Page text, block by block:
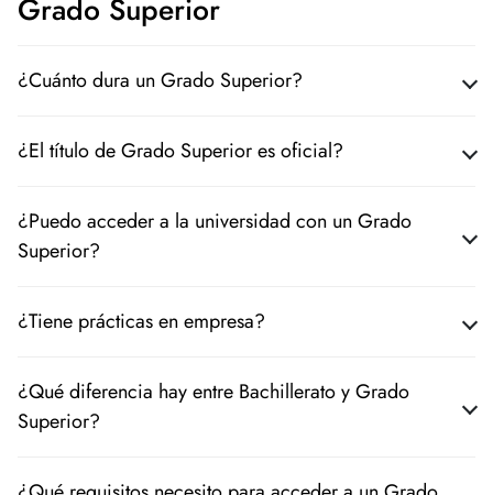
Grado Superior
¿Cuánto dura un Grado Superior?
¿El título de Grado Superior es oficial?
¿Puedo acceder a la universidad con un Grado
Superior?
¿Tiene prácticas en empresa?
¿Qué diferencia hay entre Bachillerato y Grado
Superior?